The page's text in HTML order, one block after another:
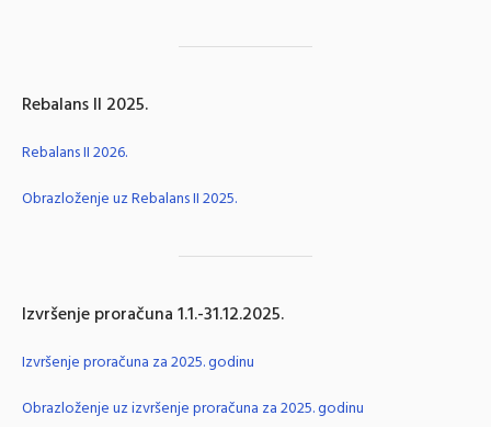
Rebalans II 2025.
Rebalans II 2026.
Obrazloženje uz Rebalans II 2025.
Izvršenje proračuna 1.1.-31.12.2025.
Izvršenje proračuna za 2025. godinu
Obrazloženje uz izvršenje proračuna za 2025. godinu